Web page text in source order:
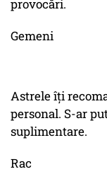
provocări.
Gemeni
Astrele îți
personal. S-ar
suplimentare.
Rac